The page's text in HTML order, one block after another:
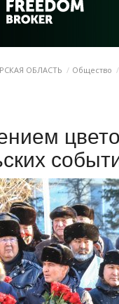
ОБЛАСТЬ Общество